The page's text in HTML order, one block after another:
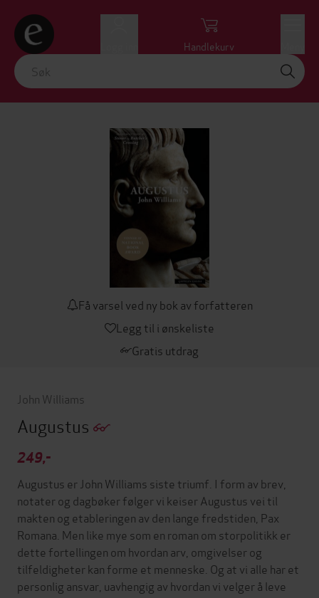
Handlekurv
Få varsel ved ny bok av forfatteren
Legg til i ønskeliste
Gratis utdrag
John Williams
Augustus
249,-
Augustus er John Williams siste triumf. I form av brev,
notater og dagbøker følger vi keiser Augustus vei til
makten og etableringen av den lange fredstiden, Pax
Romana. Men like mye som en roman om storpolitikk er
dette fortellingen om hvordan arv, omgivelser og
tilfeldigheter kan forme et menneske. Og at vi alle har et
personlig ansvar, uavhengig av hvordan vi velger å leve